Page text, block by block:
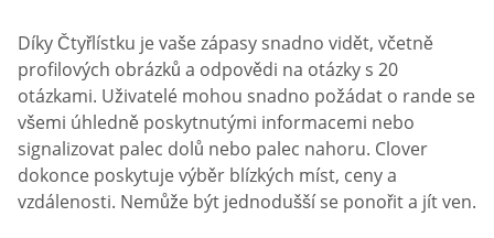
Díky Čtyřlístku je vaše zápasy snadno vidět, včetně
profilových obrázků a odpovědi na otázky s 20
otázkami. Uživatelé mohou snadno požádat o rande se
všemi úhledně poskytnutými informacemi nebo
signalizovat palec dolů nebo palec nahoru. Clover
dokonce poskytuje výběr blízkých míst, ceny a
vzdálenosti. Nemůže být jednodušší se ponořit a jít ven.